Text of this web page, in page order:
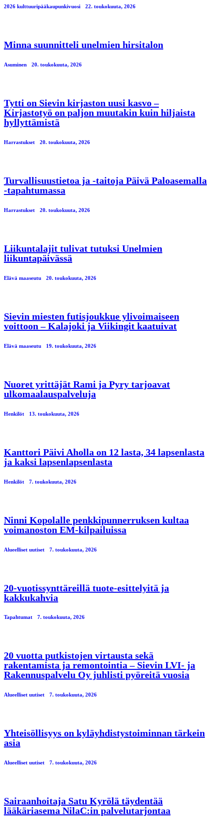
2026 kulttuuripääkaupunkivuosi 22. toukokuuta, 2026
Minna suunnitteli unelmien hirsitalon
Asuminen 20. toukokuuta, 2026
Tytti on Sievin kirjaston uusi kasvo –
Kirjastotyö on paljon muutakin kuin hiljaista
hyllyttämistä
Harrastukset 20. toukokuuta, 2026
Turvallisuustietoa ja -taitoja Päivä Paloasemalla
-tapahtumassa
Harrastukset 20. toukokuuta, 2026
Liikuntalajit tulivat tutuksi Unelmien
liikuntapäivässä
Elävä maaseutu 20. toukokuuta, 2026
Sievin miesten futisjoukkue ylivoimaiseen
voittoon – Kalajoki ja Viikingit kaatuivat
Elävä maaseutu 19. toukokuuta, 2026
Nuoret yrittäjät Rami ja Pyry tarjoavat
ulkomaalauspalveluja
Henkilöt 13. toukokuuta, 2026
Kanttori Päivi Aholla on 12 lasta, 34 lapsenlasta
ja kaksi lapsenlapsenlasta
Henkilöt 7. toukokuuta, 2026
Ninni Kopolalle penkkipunnerruksen kultaa
voimanoston EM-kilpailuissa
Alueelliset uutiset 7. toukokuuta, 2026
20-vuotissynttäreillä tuote-esittelyitä ja
kakkukahvia
Tapahtumat 7. toukokuuta, 2026
20 vuotta putkistojen virtausta sekä
rakentamista ja remontointia – Sievin LVI- ja
Rakennuspalvelu Oy juhlisti pyöreitä vuosia
Alueelliset uutiset 7. toukokuuta, 2026
Yhteisöllisyys on kyläyhdistystoiminnan tärkein
asia
Alueelliset uutiset 7. toukokuuta, 2026
Sairaanhoitaja Satu Kyrölä täydentää
lääkäriasema NilaC:in palvelutarjontaa